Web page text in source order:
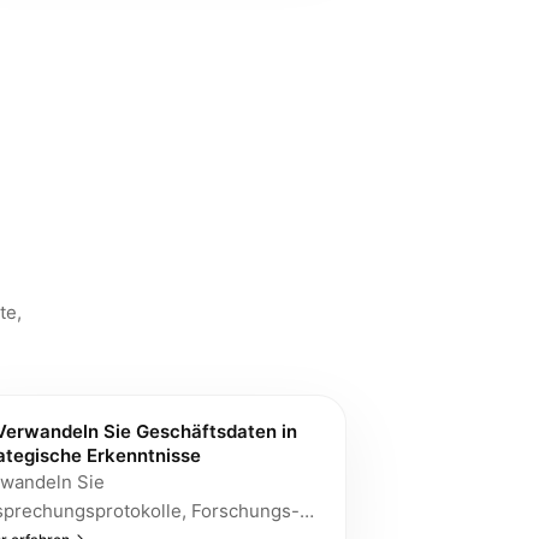
Sie Geschäftsdaten in
Erkenntnisse
Sie
Forschungs-